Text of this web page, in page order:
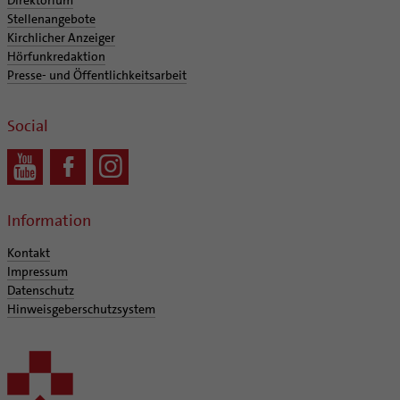
Ehe - Familie - Geschlechtergerechtigkeit
Kategoriale und Diakonale Seelsorge
Notfall
Schule
Segensorte
Veranstaltungen
Supervision
Coaching
Aufbrüche in der Kirche
Ehrenamtliche
Verwaltungsbeauftragte / Verwaltungsleitungen in
Pfarrgemeinden
Stellenangebote
Kirchlicher Anzeiger
Hörfunkredaktion
Presse- und Öffentlichkeitsarbeit
Social
Information
Kontakt
Impressum
Datenschutz
Hinweisgeberschutzsystem